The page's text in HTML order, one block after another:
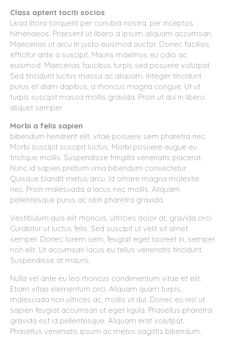
Class aptent taciti socios
Lkad litora torquent per conubia nostra, per inceptos
himenaeos. Praesent ut libero a ipsum aliquam accumsan.
Maecenas ut arcu in justo euismod auctor. Donec facilisis
efficitur ante a suscipit. Mauris maximus eu odio ac
euismod. Maecenas faucibus turpis sed posuere volutpat.
Sed tincidunt luctus massa ac aliquam. Integer tincidunt
purus et diam dapibus, a rhoncus magna congue. Ut ut
turpis suscipit massa mollis gravida. Proin ut dui in libero
aliquet semper.
Morbi a felis sapien
bibendum hendrerit elit, vitae posuere sem pharetra nec.
Morbi suscipit suscipit luctus. Morbi posuere augue eu
tristique mollis. Suspendisse fringilla venenatis placerat.
Nunc id sapien pretium urna bibendum consectetur.
Quisque blandit metus arcu, id ornare magna molestie
nec. Proin malesuada a lacus nec mollis. Aliquam
pellentesque purus ac nibh pharetra gravida.
Vestibulum quis elit rhoncus, ultricies dolor at, gravida orci.
Curabitur ut luctus felis. Sed suscipit ut velit sit amet
semper. Donec lorem sem, feugiat eget laoreet in, semper
non elit. Ut accumsan lacus eu tellus venenatis tincidunt.
Suspendisse at mauris.
Nulla vel ante eu leo rhoncus condimentum vitae et elit.
Etiam vitae elementum orci. Aliquam quam turpis,
malesuada non ultrices ac, mollis ut dui. Donec eu nisl ut
sapien feugiat accumsan ut eget ligula. Phasellus pharetra
gravida est id pellentesque. Aliquam erat volutpat.
Phasellus venenatis ipsum ac metus sagittis bibendum.